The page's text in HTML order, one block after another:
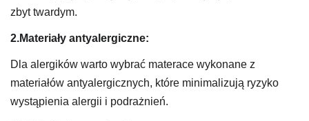
zbyt twardym.
2.Materiały antyalergiczne:
Dla alergików warto wybrać materace wykonane z
materiałów antyalergicznych, które minimalizują ryzyko
wystąpienia alergii i podrażnień.